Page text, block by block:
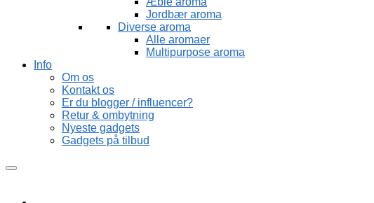
Jordbær aroma
Diverse aroma
Alle aromaer
Multipurpose aroma
Info
Om os
Kontakt os
Er du blogger / influencer?
Retur & ombytning
Nyeste gadgets
Gadgets på tilbud